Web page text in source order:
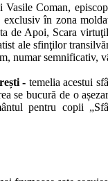
Coman,
în zona
de Apoi, Scara
ale sfinţilor
numar semnificativ,
- temelia acestui
se bucură de o
pentru copii